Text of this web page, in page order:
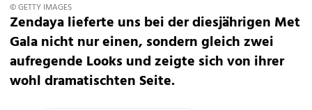
© GETTY IMAGES
Zendaya lieferte uns bei der diesjährigen Met
Gala nicht nur einen, sondern gleich zwei
aufregende Looks und zeigte sich von ihrer
wohl dramatischten Seite.